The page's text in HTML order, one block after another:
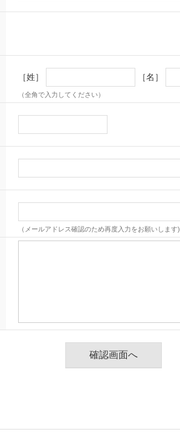
［姓］ ［名］
（全角で入力してください）
（メールアドレス確認のため再度入力をお願いします)